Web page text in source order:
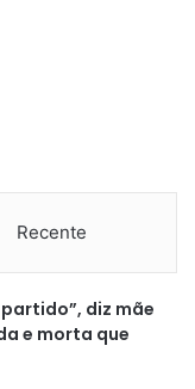
Recente
diz mãe
e morta que